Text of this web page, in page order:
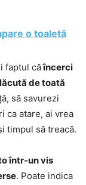
o toaletă
faptul căîncerci
de toată
să savurezi
ca atare, ai vrea
timpul să treacă.
într-un vis
. Poate indica